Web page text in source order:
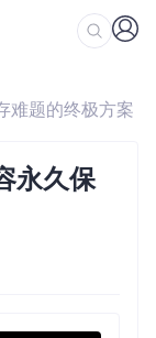
难题的终极方案
永久保